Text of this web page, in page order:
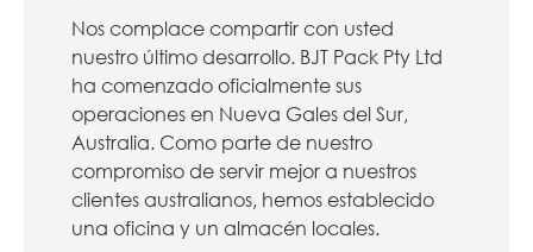
Nos complace compartir con usted
nuestro último desarrollo. BJT Pack Pty Ltd
ha comenzado oficialmente sus
operaciones en Nueva Gales del Sur,
Australia. Como parte de nuestro
compromiso de servir mejor a nuestros
clientes australianos, hemos establecido
una oficina y un almacén locales.